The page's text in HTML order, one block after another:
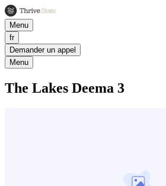
Menu
fr
Demander un appel
Menu
The Lakes Deema 3